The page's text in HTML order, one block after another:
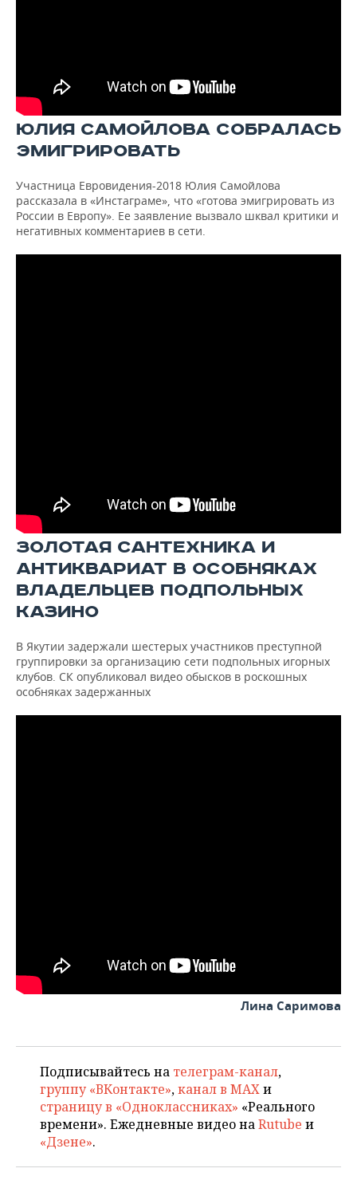
ЮЛИЯ САМОЙЛОВА СОБРАЛАСЬ
ЭМИГРИРОВАТЬ
Участница Евровидения-2018 Юлия Самойлова
рассказала в «Инстаграме», что «готова эмигрировать из
России в Европу». Ее заявление вызвало шквал критики и
негативных комментариев в сети.
ЗОЛОТАЯ САНТЕХНИКА И
АНТИКВАРИАТ В ОСОБНЯКАХ
ВЛАДЕЛЬЦЕВ ПОДПОЛЬНЫХ
КАЗИНО
В Якутии задержали шестерых участников преступной
группировки за организацию сети подпольных игорных
клубов. СК опубликовал видео обысков в роскошных
особняках задержанных
Лина Саримова
Подписывайтесь на телеграм-канал,
группу «ВКонтакте»,канал в MAXи
страницу в «Одноклассниках» «Реального
времени». Ежедневные видео наRutube и
«Дзене».